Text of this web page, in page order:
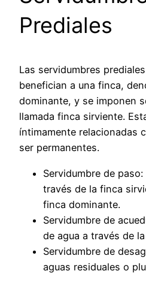
Prediales
Las servidumbres
benefician a una finca,
dominante, y se imponen
llamada finca sirviente.
íntimamente relacionadas
ser permanentes.
Servidumbre de paso:
través de la finca
finca dominante.
Servidumbre de
de agua a través de
Servidumbre de
aguas residuales o